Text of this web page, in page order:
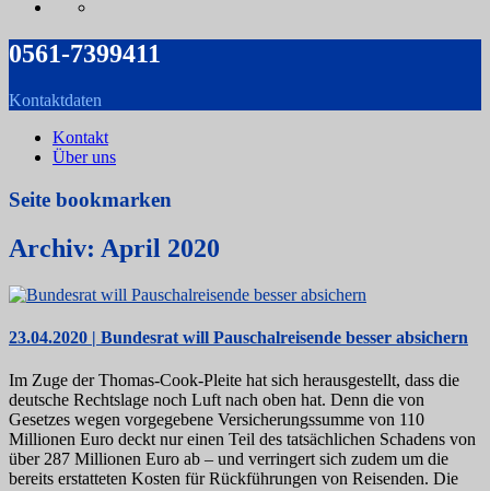
0561-7399411
Kontaktdaten
Kontakt
Über uns
Seite bookmarken
Archiv: April 2020
23.04.2020 | Bundesrat will Pauschalreisende besser absichern
Im Zuge der Thomas-Cook-Pleite hat sich herausgestellt, dass die
deutsche Rechtslage noch Luft nach oben hat. Denn die von
Gesetzes wegen vorgegebene Versicherungssumme von 110
Millionen Euro deckt nur einen Teil des tatsächlichen Schadens von
über 287 Millionen Euro ab – und verringert sich zudem um die
bereits erstatteten Kosten für Rückführungen von Reisenden. Die